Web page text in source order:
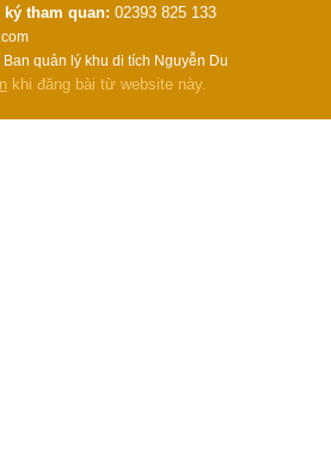
ký tham quan: 02393 825 133
Ban quản lý khu di tích Nguyễn Du
khi đăng bài từ website này.